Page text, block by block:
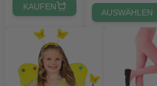
KAUFEN
AUSWÄHLEN